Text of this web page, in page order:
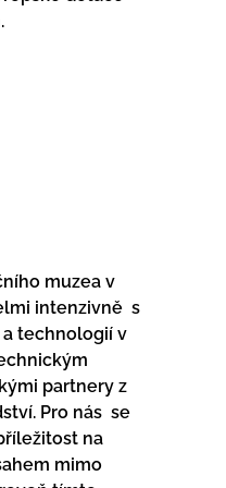
muzea v
intenzivně  s
technologií v
partnery z
Pro nás  se
na
mimo